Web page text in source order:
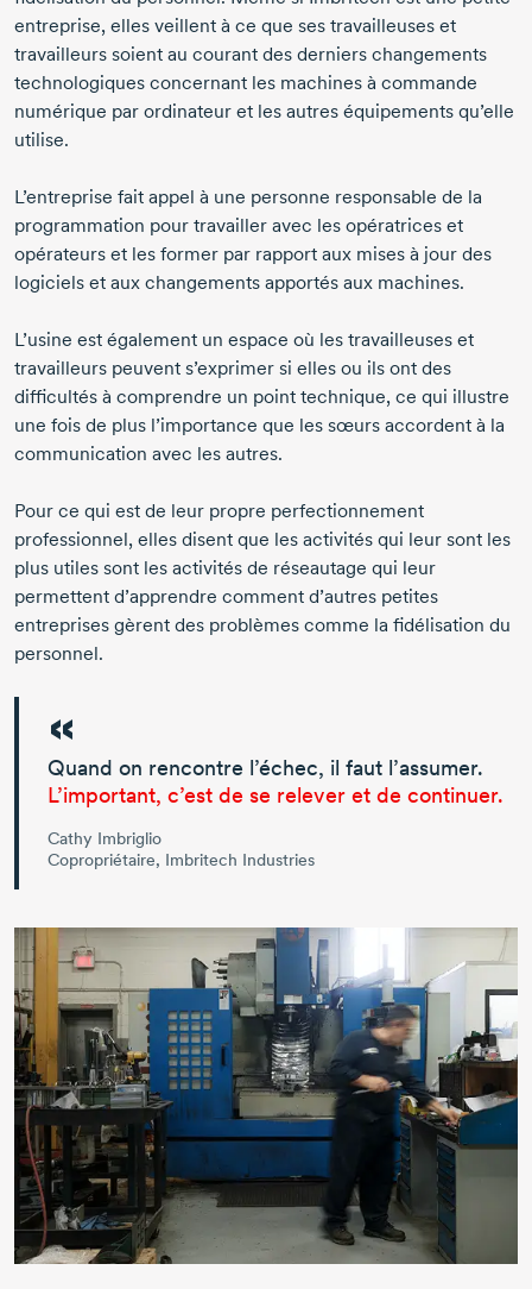
entreprise, elles veillent à ce que ses travailleuses et
travailleurs soient au courant des derniers changements
technologiques concernant les machines à commande
numérique par ordinateur et les autres équipements qu’elle
utilise.
L’entreprise fait appel à une personne responsable de la
programmation pour travailler avec les opératrices et
opérateurs et les former par rapport aux mises à jour des
logiciels et aux changements apportés aux machines.
L’usine est également un espace où les travailleuses et
travailleurs peuvent s’exprimer si elles ou ils ont des
difficultés à comprendre un point technique, ce qui illustre
une fois de plus l’importance que les sœurs accordent à la
communication avec les autres.
Pour ce qui est de leur propre perfectionnement
professionnel, elles disent que les activités qui leur sont les
plus utiles sont les activités de réseautage qui leur
permettent d’apprendre comment d’autres petites
entreprises gèrent des problèmes comme la fidélisation du
personnel.
Quand on rencontre l’échec, il faut l’assumer.
L’important, c’est de se relever et de continuer.
Cathy Imbriglio
Copropriétaire, Imbritech Industries